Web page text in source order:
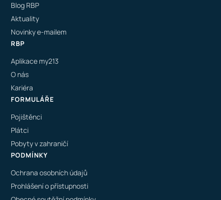
Blog RBP
Aktuality
Novinky e-mailem
RBP
Aplikace my213
O nás
Kariéra
FORMULÁŘE
Pojištěnci
Plátci
Pobyty v zahraničí
PODMÍNKY
Ochrana osobních údajů
Prohlášení o přístupnosti